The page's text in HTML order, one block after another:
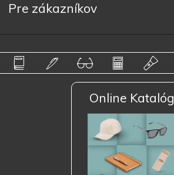
Pre zákazníkov
Online Katalóg